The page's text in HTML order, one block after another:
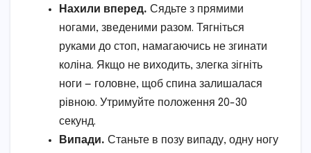
Нахили вперед. Сядьте з прямими
ногами, зведеними разом. Тягніться
руками до стоп, намагаючись не згинати
коліна. Якщо не виходить, злегка зігніть
ноги — головне, щоб спина залишалася
рівною. Утримуйте положення 20-30
секунд.
Випади. Станьте в позу випаду, одну ногу